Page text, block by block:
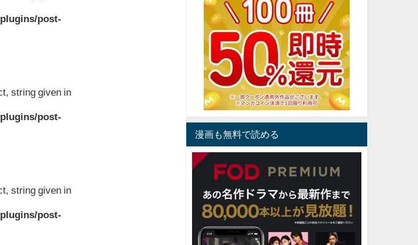
post-
string given in
post-
string given in
post-
漫画も無料で読める